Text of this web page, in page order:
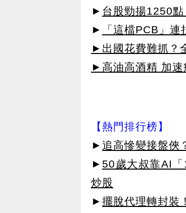
► 台股勁揚1250
►
「這檔PCB」
►出國花費難抓？
►高油高酒精 加速
【熱門排行榜】
► 追高慘變接盤俠
► 50歲大叔靠AI
炒股
► 擺脫代理轉封裝